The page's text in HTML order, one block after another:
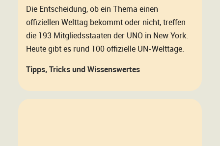
Die Entscheidung, ob ein Thema einen
offiziellen Welttag bekommt oder nicht, treffen
die 193 Mitgliedsstaaten der UNO in New York.
Heute gibt es rund 100 offizielle UN-Welttage.
Tipps, Tricks und Wissenswertes